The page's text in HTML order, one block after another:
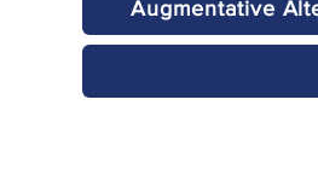
Augmentative